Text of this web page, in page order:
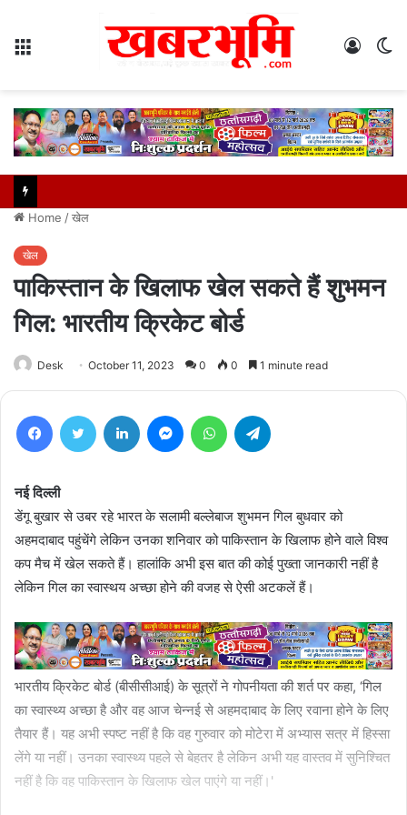
Log
Home /खेल
खेल
पाकिस्तान के खिलाफ खेल सकते हैं शुभमन
गिल: भारतीय क्रिकेट बोर्ड
Desk October 11, 2023 0 0 1 minute read
FacebookTwitter LinkedIn MessengerWhatsApp
नई दिल्ली
डेंगू बुखार से उबर रहे भारत के सलामी बल्लेबाज शुभमन गिल बुधवार को
अहमदाबाद पहुंचेंगे लेकिन उनका शनिवार को पाकिस्तान के खिलाफ होने वाले विश्व
कप मैच में खेल सकते हैं। हालांकि अभी इस बात की कोई पुख्ता जानकारी नहीं है
लेकिन गिल का स्वास्थय अच्छा होने की वजह से ऐसी अटकलें हैं।
भारतीय क्रिकेट बोर्ड (बीसीसीआई) के सूत्रों ने गोपनीयता की शर्त पर कहा, ‘गिल
का स्वास्थ्य अच्छा है और वह आज चेन्नई से अहमदाबाद के लिए रवाना होने के लिए
तैयार हैं। यह अभी स्पष्ट नहीं है कि वह गुरुवार को मोटेरा में अभ्यास सत्र में हिस्सा
लेंगे या नहीं। उनका स्वास्थ्य पहले से बेहतर है लेकिन अभी यह वास्तव में सुनिश्चित
नहीं है कि वह पाकिस्तान के खिलाफ खेल पाएंगे या नहीं।'